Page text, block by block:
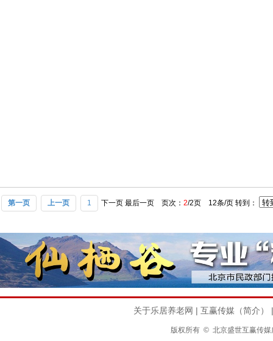
第一页 上一页 1 下一页 最后一页 页次： 2/2页 12条/页 转到：
关于乐居养老网 | 互赢传媒（简介）
版权所有 © 北京盛世互赢传